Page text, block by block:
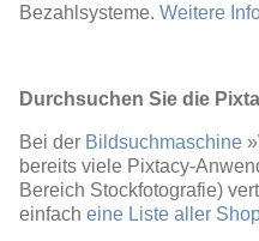
Bezahlsysteme. Weitere
Durchsuchen Sie die
Bei der Bildsuchmaschine
bereits viele Pixtacy-
Bereich Stockfotografie)
einfach eine Liste aller